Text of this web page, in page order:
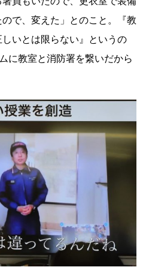
で、変えた」とのこと。『教
いとは限らない』というの
に教室と消防署を繋いだから